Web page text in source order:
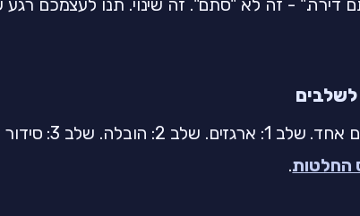
דירה." - זה לא "סתם". זה שינוי. תנו לעצמכם
אל תנסו לעשות הכל ביום
החלטות.